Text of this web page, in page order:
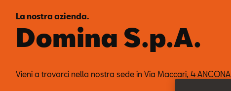
La nostra azienda.
Domina S.p.A.
Vieni a trovarci nella nostra sede in Via Maccari, 4 ANCONA